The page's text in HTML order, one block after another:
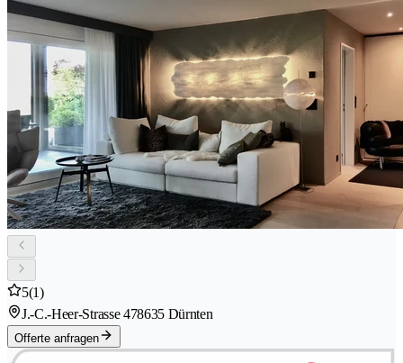
5(1)
J.-C.-Heer-Strasse 478635 Dürnten
Offerte anfragen